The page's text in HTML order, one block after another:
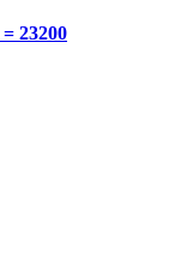
23200